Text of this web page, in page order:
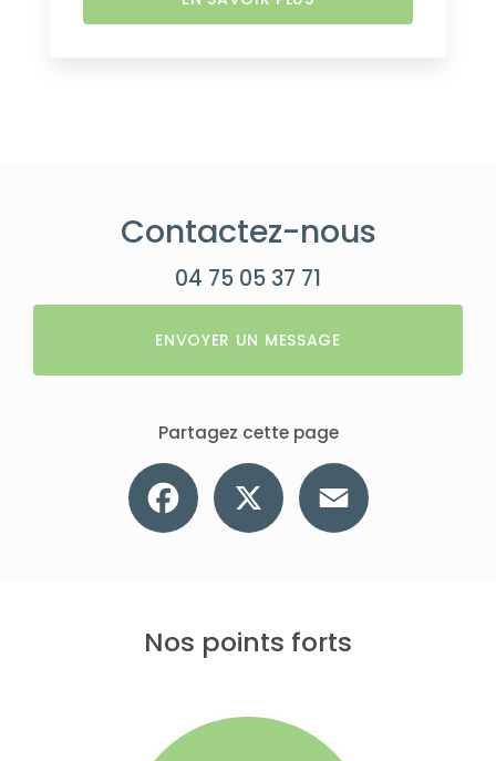
Contactez-nous
04 75 05 37 71
ENVOYER UN MESSAGE
Partagez cette page
Facebook
Nos points forts